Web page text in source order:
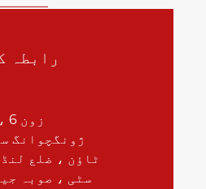
رابطہ
ژونگچوانگ
ٹاؤن ، ضلع
سٹی ، صوبہ